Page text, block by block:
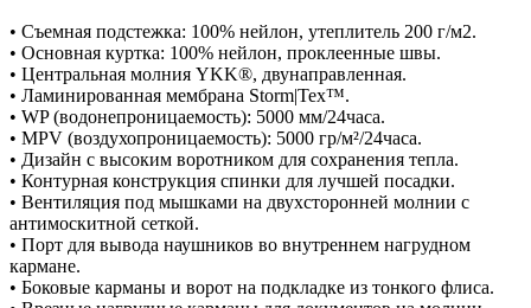
• Съемная подстежка: 100% нейлон, утеплитель 200 г/м2.
• Основная куртка: 100% нейлон, проклеенные швы.
• Центральная молния YKK®, двунаправленная.
• Ламинированная мембрана Storm|Tex™.
• WP (водонепроницаемость): 5000 мм/24часа.
• MPV (воздухопроницаемость): 5000 гр/м²/24часа.
• Дизайн с высоким воротником для сохранения тепла.
• Контурная конструкция спинки для лучшей посадки.
• Вентиляция под мышками на двухсторонней молнии с
антимоскитной сеткой.
• Порт для вывода наушников во внутреннем нагрудном
кармане.
• Боковые карманы и ворот на подкладке из тонкого флиса.